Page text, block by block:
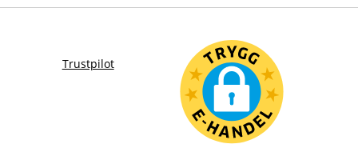
Trustpilot